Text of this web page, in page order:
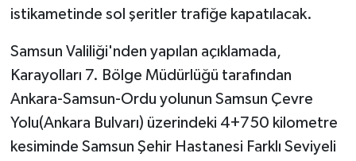
istikametinde sol şeritler trafiğe kapatılacak.
Samsun Valiliği'nden yapılan açıklamada,
Karayolları 7. Bölge Müdürlüğü tarafından
Ankara-Samsun-Ordu yolunun Samsun Çevre
Yolu(Ankara Bulvarı) üzerindeki 4+750 kilometre
kesiminde Samsun Şehir Hastanesi Farklı Seviyeli